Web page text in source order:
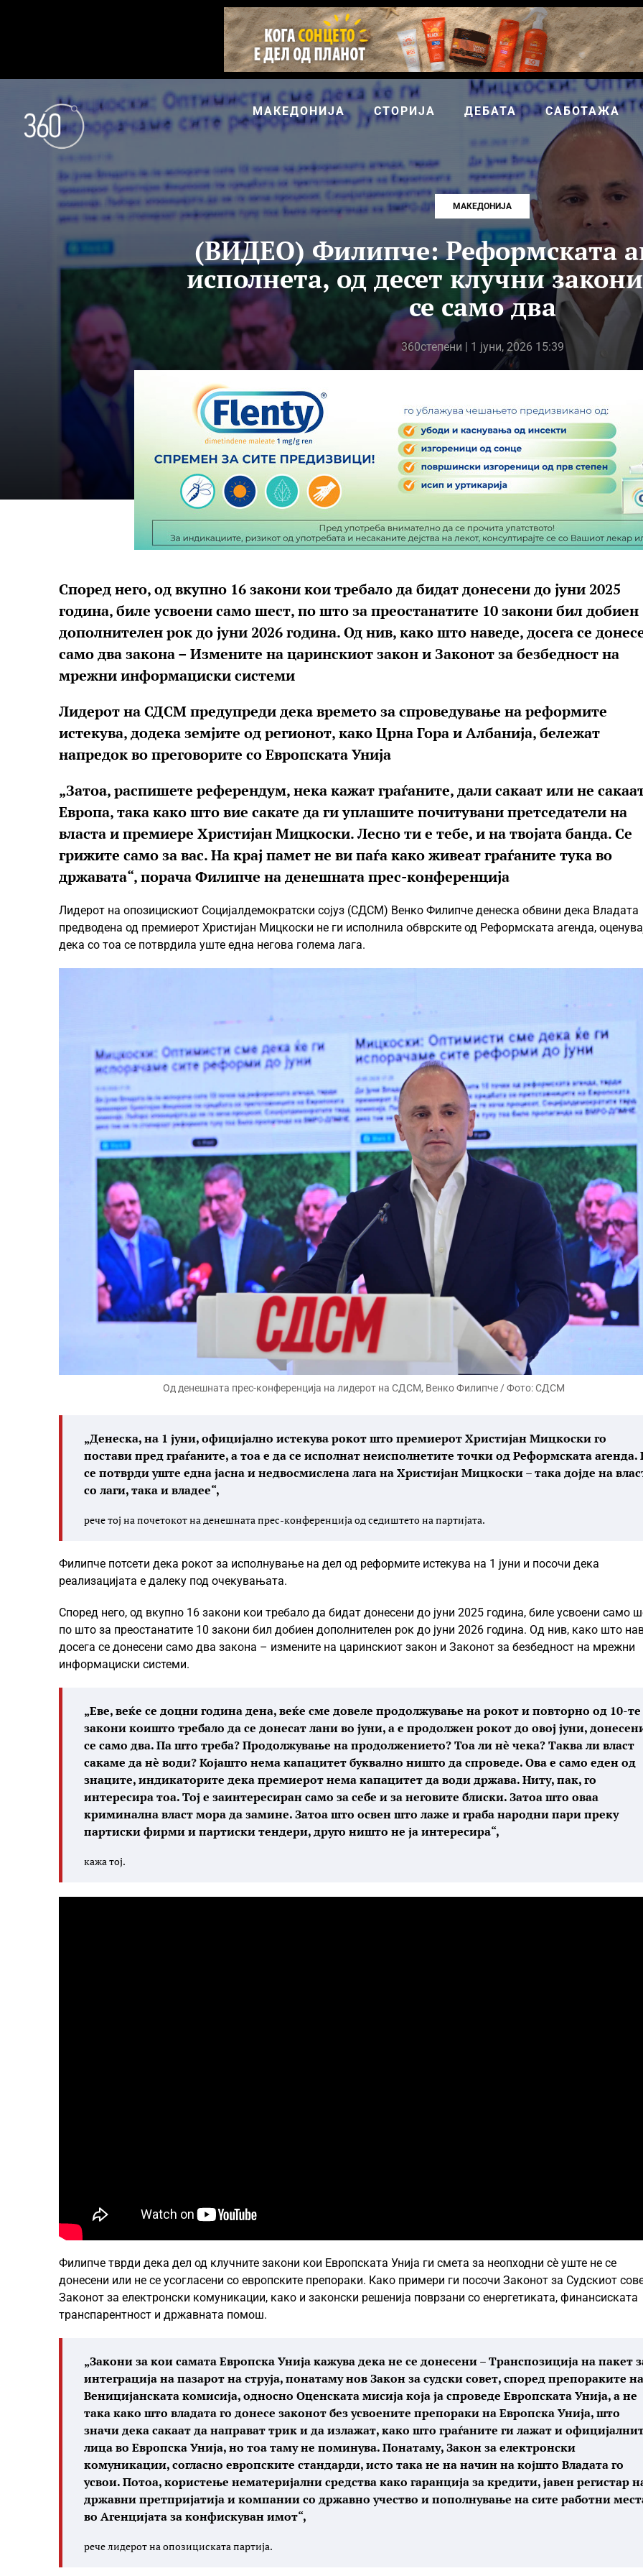
МАКЕДОНИЈА СТОРИЈА ДЕБАТА САБОТАЖА
МАКЕДОНИЈА
(ВИДЕО) Филипче: Реформската
исполнета, од десет клучни
се само два
360степени | 1 јуни, 2026 15:39
Според него, од вкупно 16 закони кои требало да бидат донесени до јуни 2025
година, биле усвоени само шест, по што за преостанатите 10 закони бил добиен
дополнителен рок до јуни 2026 година. Од нив, како што наведе, досега се
само два закона – Измените на царинскиот закон и Законот за безбедност на
мрежни информациски системи
Лидерот на СДСМ предупреди дека времето за спроведување на реформите
истекува, додека земјите од регионот, како Црна Гора и Албанија, бележат
напредок во преговорите со Европската Унија
„Затоа, распишете референдум, нека кажат граѓаните, дали сакаат или не
Европа, така како што вие сакате да ги уплашите почитувани претседатели на
власта и премиере Христијан Мицкоски. Лесно ти е тебе, и на твојата банда. Се
грижите само за вас. На крај памет не ви паѓа како живеат граѓаните тука во
државата“, порача Филипче на денешната прес-конференција
Лидерот на опозицискиот Социјалдемократски сојуз (СДСМ) Венко Филипче денеска обвини дека Владата
предводена од премиерот Христијан Мицкоски не ги исполнила обврските од Реформската агенда,
дека со тоа се потврдила уште една негова голема лага.
Од денешната прес-конференција на лидерот на СДСМ, Венко Филипче / Фото: СДСМ
„Денеска, на 1 јуни, официјално истекува рокот што премиерот Христијан Мицкоски го
постави пред граѓаните, а тоа е да се исполнат неисполнетите точки од Реформската агенда.
се потврди уште една јасна и недвосмислена лага на Христијан Мицкоски – така дојде на
со лаги, така и владее“,
рече тој на почетокот на денешната прес-конференција од седиштето на партијата.
Филипче потсети дека рокот за исполнување на дел од реформите истекува на 1 јуни и посочи дека
реализацијата е далеку под очекувањата.
Според него, од вкупно 16 закони кои требало да бидат донесени до јуни 2025 година, биле усвоени само
по што за преостанатите 10 закони бил добиен дополнителен рок до јуни 2026 година. Од нив, како што
досега се донесени само два закона – измените на царинскиот закон и Законот за безбедност на мрежни
информациски системи.
„Еве, веќе се доцни година дена, веќе сме довеле продолжување на рокот и повторно од 10-те
закони коишто требало да се донесат лани во јуни, а е продолжен рокот до овој јуни,
се само два. Па што треба? Продолжување на продолжението? Тоа ли нè чека? Таква ли власт
сакаме да нè води? Којашто нема капацитет буквално ништо да спроведе. Ова е само еден од
знаците, индикаторите дека премиерот нема капацитет да води држава. Ниту, пак, го
интересира тоа. Тој е заинтересиран само за себе и за неговите блиски. Затоа што оваа
криминална власт мора да замине. Затоа што освен што лаже и граба народни пари преку
партиски фирми и партиски тендери, друго ништо не ја интересира“,
кажа тој.
Филипче тврди дека дел од клучните закони кои Европската Унија ги смета за неопходни сè уште не се
донесени или не се усогласени со европските препораки. Како примери ги посочи Законот за Судскиот
Законот за електронски комуникации, како и законски решенија поврзани со енергетиката, финансиската
транспарентност и државната помош.
„Закони за кои самата Европска Унија кажува дека не се донесени – Транспозиција на пакет
интеграција на пазарот на струја, понатаму нов Закон за судски совет, според препораките на
Веницијанската комисија, односно Оценската мисија која ја спроведе Европската Унија, а не
така како што владата го донесе законот без усвоените препораки на Европска Унија, што
значи дека сакаат да направат трик и да излажат, како што граѓаните ги лажат и
лица во Европска Унија, но тоа таму не поминува. Понатаму, Закон за електронски
комуникации, согласно европските стандарди, исто така не на начин на којшто Владата го
усвои. Потоа, користење нематеријални средства како гаранција за кредити, јавен регистар
државни претпријатија и компании со државно учество и пополнување на сите работни
во Агенцијата за конфискуван имот“,
рече лидерот на опозициската партија.